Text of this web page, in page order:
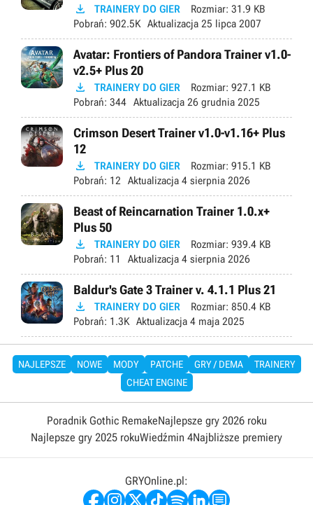
 TRAINERY DO GIER Rozmiar: 31.9 KB
Pobrań: 902.5K Aktualizacja 25 lipca 2007
Avatar: Frontiers of Pandora Trainer v1.0-
v2.5+ Plus 20
 TRAINERY DO GIER Rozmiar: 927.1 KB
Pobrań: 344 Aktualizacja 26 grudnia 2025
Crimson Desert Trainer v1.0-v1.16+ Plus
12
 TRAINERY DO GIER Rozmiar: 915.1 KB
Pobrań: 12 Aktualizacja 4 sierpnia 2026
Beast of Reincarnation Trainer 1.0.x+
Plus 50
 TRAINERY DO GIER Rozmiar: 939.4 KB
Pobrań: 11 Aktualizacja 4 sierpnia 2026
Baldur's Gate 3 Trainer v. 4.1.1 Plus 21
 TRAINERY DO GIER Rozmiar: 850.4 KB
Pobrań: 1.3K Aktualizacja 4 maja 2025
NAJLEPSZE NOWE MODY PATCHE GRY / DEMA
TRAINERY
CHEAT ENGINE
Poradnik Gothic RemakeNajlepsze gry 2026 roku
Najlepsze gry 2025 rokuWiedźmin 4Najbliższe premiery
GRYOnline.pl: